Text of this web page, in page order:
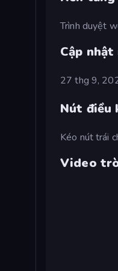
Trình duyệt
Cập
27 thg 9,
Nút điều
Kéo nút trái
Video